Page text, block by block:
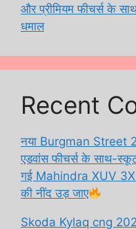
और प्रीमियम फीचर्स के
धमाल
Recent
नया Burgman Street
एडवांस फीचर्स के साथ-
गई Mahindra XUV
की नींद उड़ जाए
Skoda Kylaq cng